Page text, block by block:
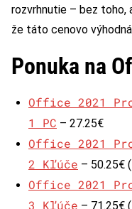
rozvrhnutie – bez toho,
že táto cenovo
Ponuka na
Office 2021
1 PC – 27.25€
Office 2021
2 Kľúče – 50.25€
Office 2021
3 Kľúče – 71.25€